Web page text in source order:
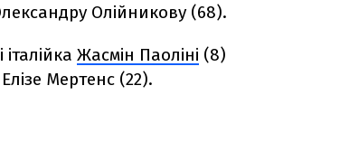
Олійникову (68).
Жасмін Паоліні (8)
Мертенс (22).